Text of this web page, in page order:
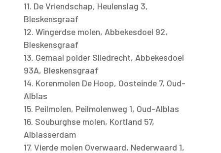
11. De Vriendschap, Heulenslag 3,
Bleskensgraaf
12. Wingerdse molen, Abbekesdoel 92,
Bleskensgraaf
13. Gemaal polder Sliedrecht, Abbekesdoel
93A, Bleskensgraaf
14. Korenmolen De Hoop, Oosteinde 7, Oud-
Alblas
15. Peilmolen, Peilmolenweg 1, Oud-Alblas
16. Souburghse molen, Kortland 57,
Alblasserdam
17. Vierde molen Overwaard, Nederwaard 1,